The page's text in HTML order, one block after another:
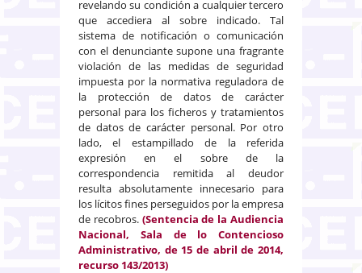
revelando su condición a cualquier tercero
que accediera al sobre indicado. Tal
sistema de notificación o comunicación
con el denunciante supone una fragrante
violación de las medidas de seguridad
impuesta por la normativa reguladora de
la protección de datos de carácter
personal para los ficheros y tratamientos
de datos de carácter personal. Por otro
lado, el estampillado de la referida
expresión en el sobre de la
correspondencia remitida al deudor
resulta absolutamente innecesario para
los lícitos fines perseguidos por la empresa
de recobros. (Sentencia de la Audiencia
Nacional, Sala de lo Contencioso
Administrativo, de 15 de abril de 2014,
recurso 143/2013)